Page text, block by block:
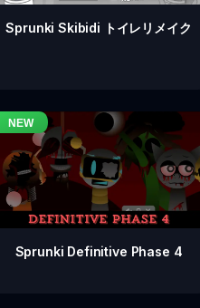
Sprunki Skibidi トイレリメイク
Sprunki Definitive Phase 4